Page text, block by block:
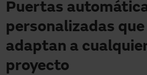
Puertas
personalizadas que
adaptan a
proyecto